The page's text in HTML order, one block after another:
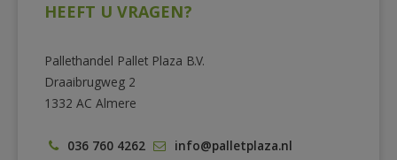
HEEFT U VRAGEN?
Pallethandel Pallet Plaza B.V.
Draaibrugweg 2
1332 AC Almere
036 760 4262 info@palletplaza.nl